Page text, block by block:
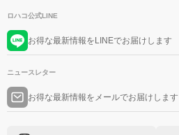
ロハコ公式LINE
お得な最新情報をLINEでお届けします
ニュースレター
お得な最新情報をメールでお届けします